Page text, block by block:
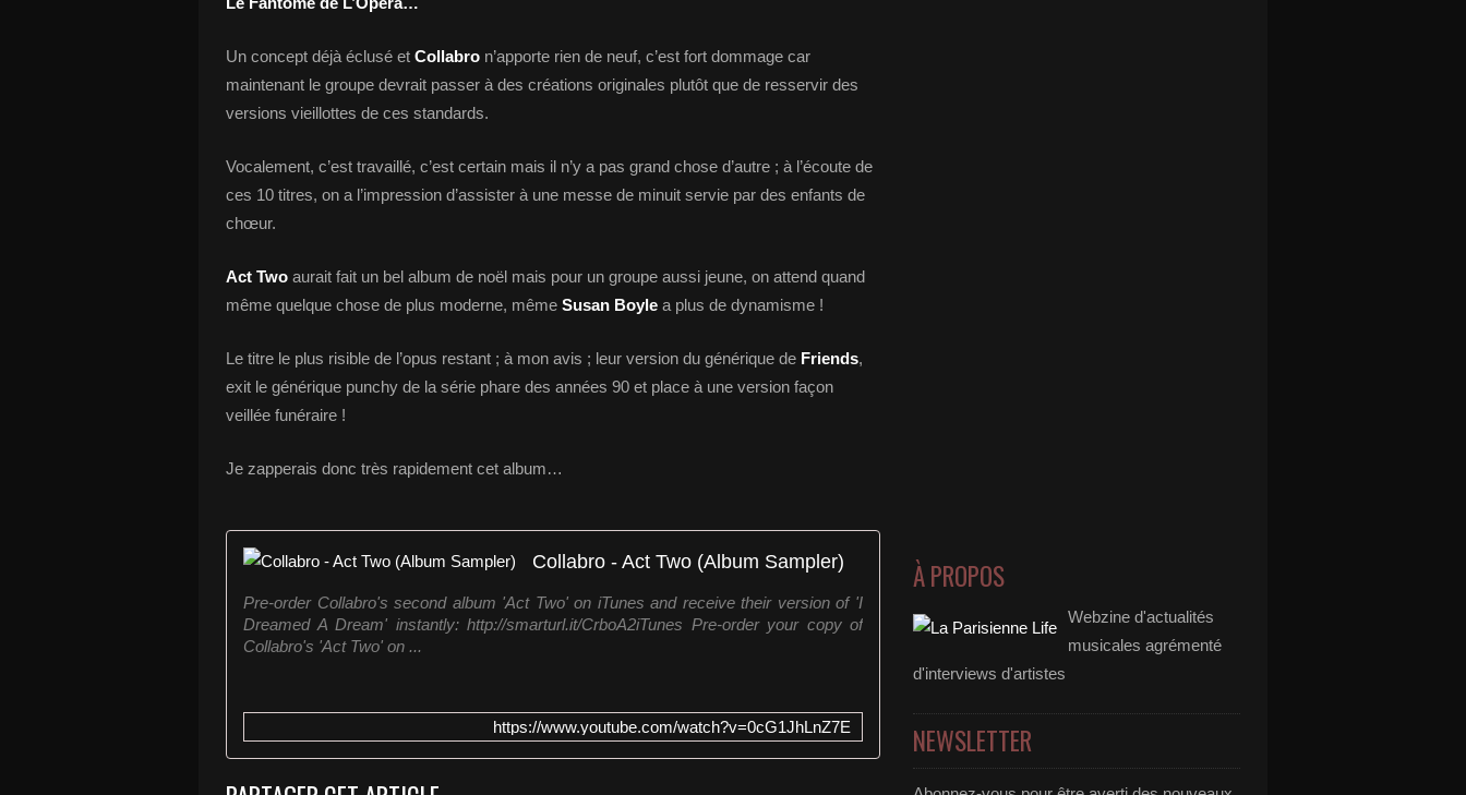
Un concept déjà éclusé et Collabro n’apporte rien de neuf, c’est fort dommage car
maintenant le groupe devrait passer à des créations originales plutôt que de resservir des
versions vieillottes de ces standards.
Vocalement, c’est travaillé, c’est certain mais il n’y a pas grand chose d’autre ; à l’écoute de
ces 10 titres, on a l’impression d’assister à une messe de minuit servie par des enfants de
chœur.
Act Two aurait fait un bel album de noël mais pour un groupe aussi jeune, on attend quand
même quelque chose de plus moderne, même Susan Boyle a plus de dynamisme !
Le titre le plus risible de l’opus restant ; à mon avis ; leur version du générique de Friends,
exit le générique punchy de la série phare des années 90 et place à une version façon
veillée funéraire !
Je zapperais donc très rapidement cet album…
Collabro - Act Two (Album Sampler)
Pre-order Collabro's second album 'Act Two' on iTunes and receive their version of 'I
Dreamed A Dream' instantly: http://smarturl.it/CrboA2iTunes Pre-order your copy of
Collabro's 'Act Two' on ...
https://www.youtube.com/watch?v=0cG1JhLnZ7E
À PROPOS
Webzine d'actualités
musicales agrémenté
d'interviews d'artistes
NEWSLETTER